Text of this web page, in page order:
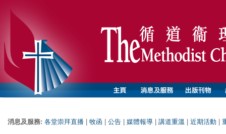
消息及服務: 各堂崇拜直播 牧函 公告 媒體報導 講道重溫 近期活動